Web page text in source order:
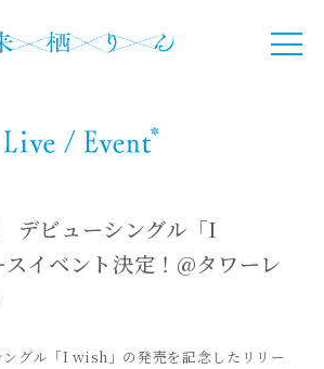
デビューシングル「I
イベント決定！@タワーレ
ングル 「I wish 」 の発売を記念したリリー